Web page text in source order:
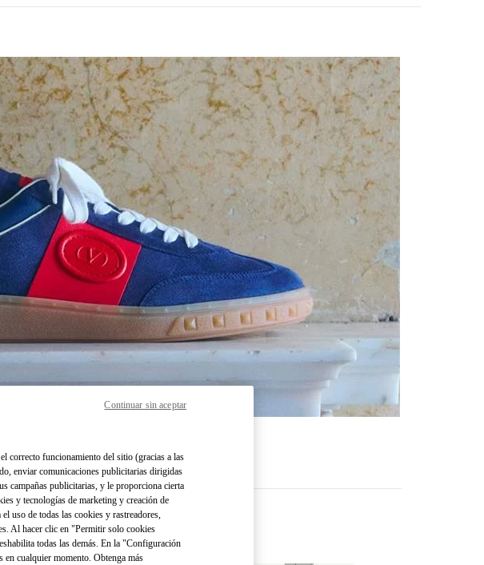
Link Opens in New Tab
correcto funcionamiento del sitio (gracias a las
enviar comunicaciones publicitarias dirigidas
campañas publicitarias, y le proporciona cierta
y tecnologías de marketing y creación de
uso de todas las cookies y rastreadores,
Al hacer clic en "Permitir solo cookies
todas las demás. En la "Configuración
en cualquier momento. Obtenga más
Continuar sin aceptar